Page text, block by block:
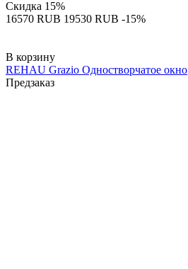
Скидка 15%
‍16570‍ RUB ‍19530‍ RUB -15%
В корзину
REHAU Grazio Одностворчатое окно
Предзаказ